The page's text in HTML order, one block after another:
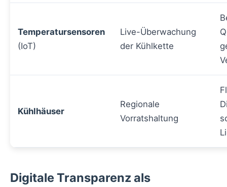
Temperatursensoren
(IoT)
Live-Überwachung
der Kühlkette
Kühlhäuser
Regionale
Vorratshaltung
Digitale Transparenz als